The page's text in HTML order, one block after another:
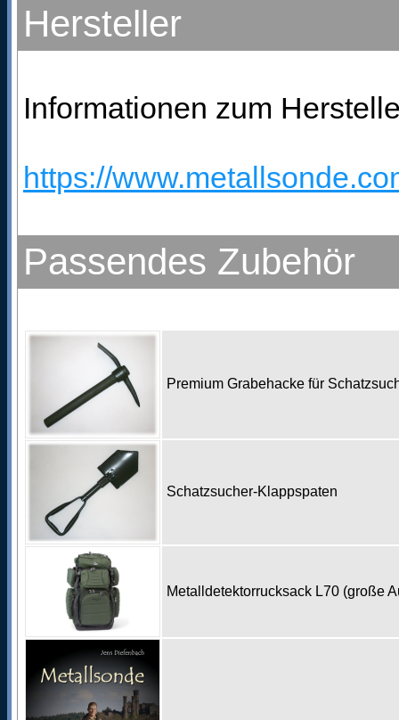
Hersteller
Informationen zum
https://
Passendes Zubehör
Premium Grabehacke für
Schatzsucher-Klappspaten
Metalldetektorrucksack L70 (große